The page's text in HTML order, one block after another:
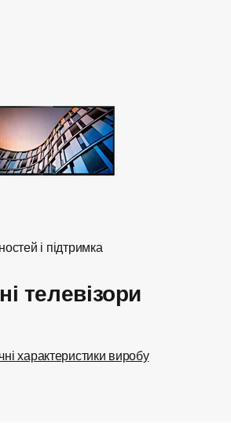
і підтримка
телевізори
характеристики виробу